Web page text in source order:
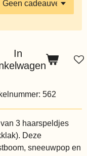
In
562
3 haarspeldjes
Deze
sneeuwpop en